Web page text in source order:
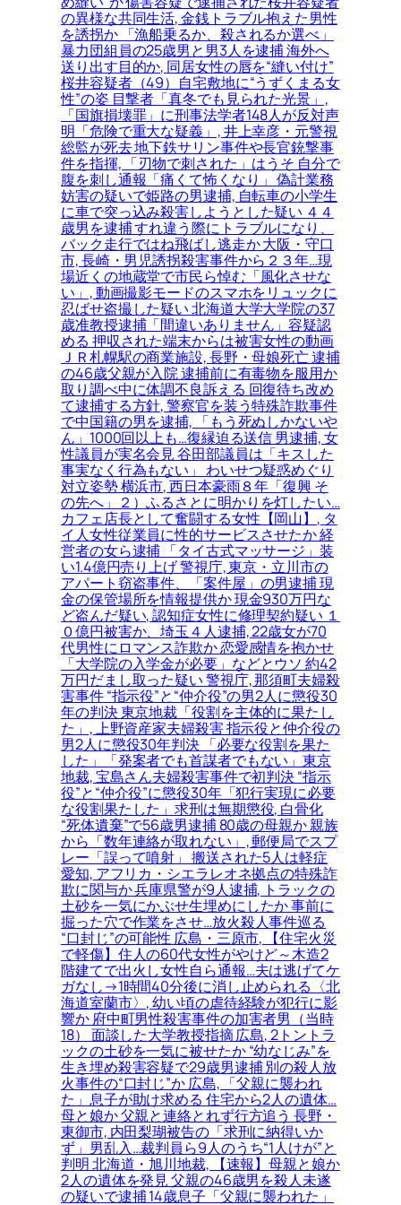
の異様な共同生活, 金銭トラブル抱えた男性
を誘拐か 「漁船乗るか、殺されるか選べ」
暴力団組員の25歳男と男3人を逮捕 海外へ
送り出す目的か, 同居女性の唇を“縫い付け”
桜井容疑者（49）自宅敷地に“うずくまる女
性”の姿 目撃者「真冬でも見られた光景」,
「国旗損壊罪」に刑事法学者148人が反対声
明「危険で重大な疑義」, 井上幸彦・元警視
総監が死去 地下鉄サリン事件や長官銃撃事
件を指揮, 「刃物で刺された」はうそ 自分で
腹を刺し通報「痛くて怖くなり」 偽計業務
妨害の疑いで姫路の男逮捕, 自転車の小学生
に車で突っ込み殺害しようとした疑い ４４
歳男を逮捕 すれ違う際にトラブルになり、
バック走行ではね飛ばし逃走か 大阪・守口
市, 長崎・男児誘拐殺害事件から２３年…現
場近くの地蔵堂で市民ら悼む「風化させな
い」, 動画撮影モードのスマホをリュックに
忍ばせ盗撮した疑い 北海道大学大学院の37
歳准教授逮捕「間違いありません」容疑認
める 押収された端末からは被害女性の動画
ＪＲ札幌駅の商業施設, 長野・母娘死亡 逮捕
の46歳父親が入院 逮捕前に有毒物を服用か
取り調べ中に体調不良訴える 回復待ち改め
て逮捕する方針, 警察官を装う特殊詐欺事件
で中国籍の男を逮捕, 「もう死ぬしかないや
ん」1000回以上も…復縁迫る送信 男逮捕, 女
性議員が実名会見 谷田部議員は「キスした
事実なく行為もない」 わいせつ疑惑めぐり
対立姿勢 横浜市, 西日本豪雨８年「復興 そ
の先へ」２）ふるさとに明かりを灯したい…
カフェ店長として奮闘する女性【岡山】, タ
イ人女性従業員に性的サービスさせたか 経
営者の女ら逮捕 「タイ古式マッサージ」装
い1.4億円売り上げ 警視庁, 東京・立川市の
アパート窃盗事件、「案件屋」の男逮捕 現
金の保管場所を情報提供か 現金930万円な
ど盗んだ疑い, 認知症女性に修理契約疑い １
０億円被害か、埼玉４人逮捕, 22歳女が70
代男性にロマンス詐欺か 恋愛感情を抱かせ
「大学院の入学金が必要」などとウソ 約42
万円だまし取った疑い 警視庁, 那須町夫婦殺
害事件 “指示役”と“仲介役”の男2人に懲役30
年の判決 東京地裁「役割を主体的に果たし
た」, 上野資産家夫婦殺害 指示役と仲介役の
男2人に懲役30年判決 「必要な役割を果た
した」「発案者でも首謀者でもない」東京
地裁, 宝島さん夫婦殺害事件で初判決 “指示
役”と“仲介役”に懲役30年「犯行実現に必要
な役割果たした」求刑は無期懲役, 白骨化
“死体遺棄”で56歳男逮捕 80歳の母親か 親族
から「数年連絡が取れない」, 郵便局でスプ
レー「誤って噴射」 搬送された5人は軽症
愛知, アフリカ・シエラレオネ拠点の特殊詐
欺に関与か 兵庫県警が9人逮捕, トラックの
土砂を一気にかぶせ生埋めにしたか 事前に
掘った穴で作業をさせ…放火殺人事件巡る
“口封じ”の可能性 広島・三原市, 【住宅火災
で軽傷】住人の60代女性がやけど～木造2
階建てで出火し女性自ら通報…夫は逃げてケ
ガなし→1時間40分後に消し止められる〈北
海道室蘭市〉, 幼い頃の虐待経験が犯行に影
響か 府中町男性殺害事件の加害者男（当時
18） 面談した大学教授指摘 広島, 2トントラ
ックの土砂を一気に被せたか “幼なじみ”を
生き埋め殺害容疑で29歳男逮捕 別の殺人放
火事件の“口封じ”か 広島, 「父親に襲われ
た」息子が助け求める 住宅から2人の遺体…
母と娘か 父親と連絡とれず行方追う 長野・
東御市, 内田梨瑚被告の「求刑に納得いか
ず」男乱入…裁判員ら9人のうち“1人けが”と
判明 北海道・旭川地裁, 【速報】母親と娘か
2人の遺体を発見 父親の46歳男を殺人未遂
の疑いで逮捕 14歳息子「父親に襲われた」